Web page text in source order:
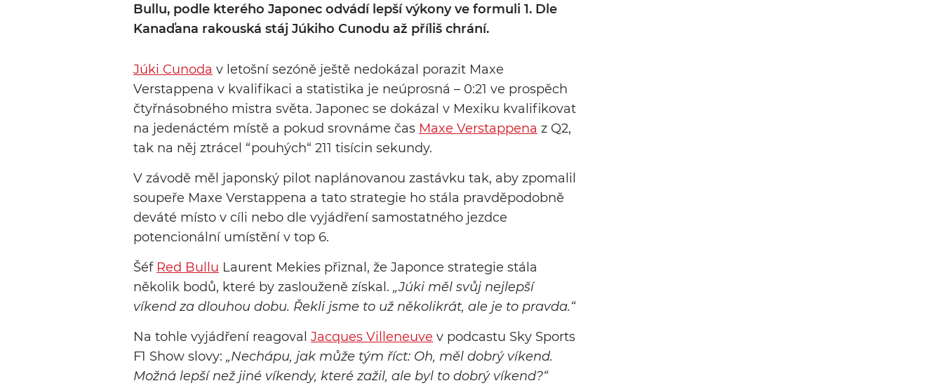
Bullu, podle kterého Japonec odvádí lepší výkony ve formuli 1. Dle
Kanaďana rakouská stáj Júkiho Cunodu až příliš chrání.
Júki Cunoda v letošní sezóně ještě nedokázal porazit Maxe
Verstappena v kvalifikaci a statistika je neúprosná – 0:21 ve prospěch
čtyřnásobného mistra světa. Japonec se dokázal v Mexiku kvalifikovat
na jedenáctém místě a pokud srovnáme čas Maxe Verstappena z Q2,
tak na něj ztrácel “pouhých“ 211 tisícin sekundy.
V závodě měl japonský pilot naplánovanou zastávku tak, aby zpomalil
soupeře Maxe Verstappena a tato strategie ho stála pravděpodobně
deváté místo v cíli nebo dle vyjádření samostatného jezdce
potencionální umístění v top 6.
Šéf Red Bullu Laurent Mekies přiznal, že Japonce strategie stála
několik bodů, které by zaslouženě získal. „Júki měl svůj nejlepší
víkend za dlouhou dobu. Řekli jsme to už několikrát, ale je to pravda.“
Na tohle vyjádření reagoval Jacques Villeneuve v podcastu Sky Sports
F1 Show slovy: „Nechápu, jak může tým říct: Oh, měl dobrý víkend.
Možná lepší než jiné víkendy, které zažil, ale byl to dobrý víkend?“